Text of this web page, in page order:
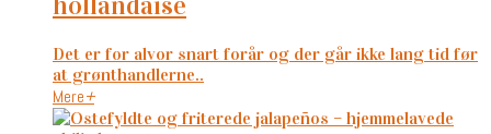
Det er for alvor snart forår og der går ikke lang tid før
at grønthandlerne..
Mere+